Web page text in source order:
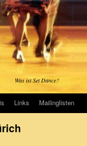
Was ist Set Dance?
Links Mailinglisten